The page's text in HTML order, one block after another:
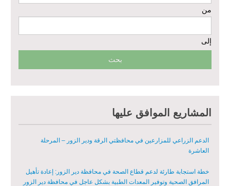
من
إلى
المشاريع الموافق عليها
مشروع إعادة تأهيل المأوى والبنية التحتية المستدامة في محافظة السويداء
مبادرة متعددة القطاعات لإعادة التأهيل في مدينة جسر الشغور
مبادرة متعددة القطاعات لإعادة التأهيل في مدينة جسر الشغور – المرحلة
الثانية
الدعم الزراعي للمزارعين في محافظتي الرقة ودير الزور – المرحلة
العاشرة
خطة استجابة طارئة لدعم قطاع الصحة في محافظة دير الزور: إعادة تأهيل
المرافق الصحية وتوفير المعدات الطبية بشكل عاجل في محافظة دير الزور